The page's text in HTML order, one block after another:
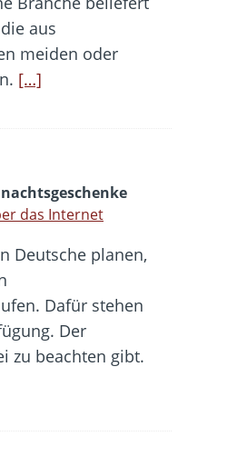
aus
meiden oder
[…]
das Internet
Deutsche planen,
Dafür stehen
Der
zu beachten gibt.